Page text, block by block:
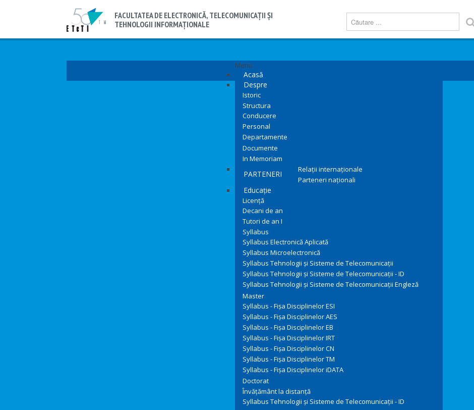
FACULTATEA DE ELECTRONICĂ, TELECOMUNICAŢII ŞI
TEHNOLOGII INFORMAȚIONALE
Menu
Acasă
Despre
Istoric
Structura
Conducere
Personal
Departamente
Documente
In Memoriam
PARTENERI
Relații internaționale
Parteneri naționali
Educație
Licență
Decani de an
Tutori de an I
Syllabus
Syllabus Electronică Aplicată
Syllabus Microelectronică
Syllabus Tehnologii şi Sisteme de Telecomunicaţii
Syllabus Tehnologii şi Sisteme de Telecomunicaţii - ID
Syllabus Tehnologii şi Sisteme de Telecomunicaţii Engleză
Master
Syllabus - Fișa Disciplinelor ESI
Syllabus - Fișa Disciplinelor AES
Syllabus - Fișa Disciplinelor EB
Syllabus - Fișa Disciplinelor IRT
Syllabus - Fișa Disciplinelor CN
Syllabus - Fișa Disciplinelor TM
Syllabus - Fișa Disciplinelor iDATA
Doctorat
Învățământ la distanță
Syllabus Tehnologii şi Sisteme de Telecomunicaţii - ID